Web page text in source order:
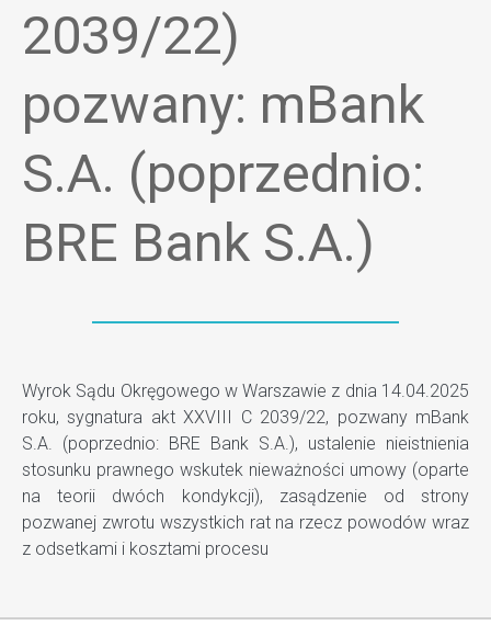
2039/22)
pozwany: mBank
S.A. (poprzednio:
BRE Bank S.A.)
Wyrok Sądu Okręgowego w Warszawie z dnia 14.04.2025
roku, sygnatura akt XXVIII C 2039/22, pozwany mBank
S.A. (poprzednio: BRE Bank S.A.), ustalenie nieistnienia
stosunku prawnego wskutek nieważności umowy (oparte
na teorii dwóch kondykcji), zasądzenie od strony
pozwanej zwrotu wszystkich rat na rzecz powodów wraz
z odsetkami i kosztami procesu